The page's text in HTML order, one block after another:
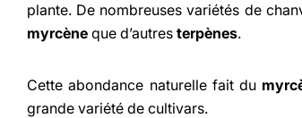
plante. De nombreuses variétés de
myrcène que d’autres terpènes.
Cette abondance naturelle fait du
grande variété de cultivars.